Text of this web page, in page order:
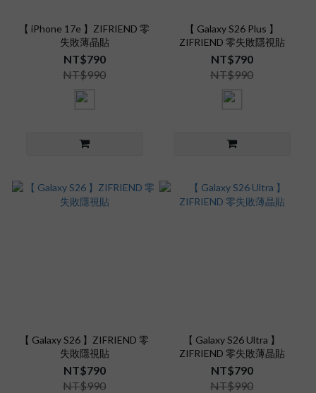
【 iPhone 17e 】ZIFRIEND 零
失敗薄晶貼
NT$790
NT$990
【 Galaxy S26 Plus 】
ZIFRIEND 零失敗隱視貼
NT$790
NT$990
【 Galaxy S26 】ZIFRIEND 零
失敗隱視貼
NT$790
NT$990
【 Galaxy S26 Ultra 】
ZIFRIEND 零失敗薄晶貼
NT$790
NT$990